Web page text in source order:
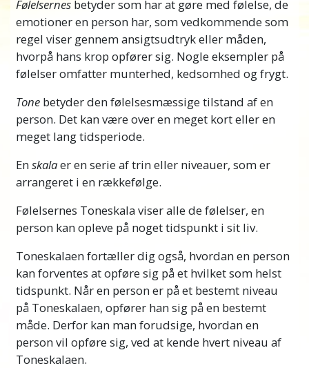
personen begejstret over en plan, de har, men
deres forsøg på at gøre vedkommende
begejstret kommer ingen vegne, og de ved
ikke hvorfor.
Indtil nu har der ikke været nogen klar måde
at forstå, hvordan folk nogle gange kan ændre
deres følelser i løbet af en dag eller endda
siddefastpå et følelsesmæssigt niveau i
Men L. Ron Hubbard opdagede, at der faktisk
som folk følger. Han fandt, at folk opfører sig
på måder, der kan fortælle, hvilke følelser, de
føler – selv hvis de følelser ser ud til at være
skjulte, fordi der ikke bliver talt om dem. Og
han opdagede også, at der er en skala af disse
følelser. Han opdagede og gav os
redskaberne til at finde ud af, hvor en person
ligger på denne skala af følelser på et hvilket
som helst tidspunkt bare ved at observere
Følelsernes betyder som har at gøre med følelse, de
emotioner en person har, som vedkommende som
regel viser gennem ansigtsudtryk eller måden,
hvorpå hans krop opfører sig. Nogle eksempler på
følelser omfatter munterhed, kedsomhed og frygt.
Tone betyder den følelsesmæssige tilstand af en
person. Det kan være over en meget kort eller en
meget lang tidsperiode.
Enskalaer en serie af trin eller niveauer, som er
arrangeret i en rækkefølge.
Følelsernes Toneskala viser alle de følelser, en
person kan opleve på noget tidspunkt i sit liv.
Toneskalaen fortæller dig også, hvordan en person
kan forventes at opføre sig på et hvilket som helst
tidspunkt. Når en person er på et bestemt niveau
på Toneskalaen, opfører han sig på en bestemt
måde. Derfor kan man forudsige, hvordan en
person vil opføre sig, ved at kende hvert niveau af
Toneskalaen.